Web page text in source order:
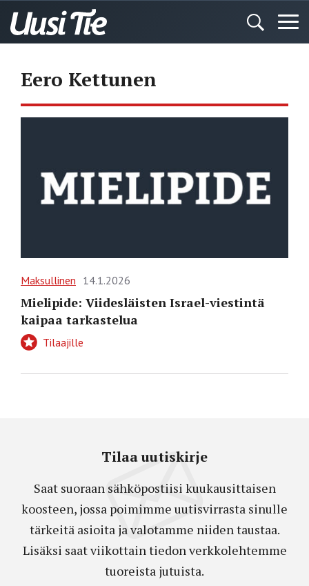
Eero Kettunen
Maksullinen 14.1.2026
Mielipide: Viidesläisten Israel-viestintä
kaipaa tarkastelua
Tilaajille
Tilaa uutiskirje
Saat suoraan sähköpostiisi kuukausittaisen
koosteen, jossa poimimme uutisvirrasta sinulle
tärkeitä asioita ja valotamme niiden taustaa.
Lisäksi saat viikottain tiedon verkkolehtemme
tuoreista jutuista.